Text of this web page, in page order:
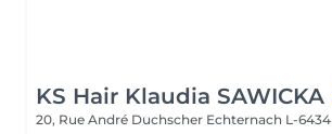
KS Hair Klaudia SAWICKA
20, Rue André Duchscher Echternach L-6434